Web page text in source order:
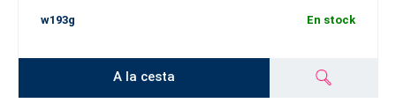
w193g En stock
A la cesta